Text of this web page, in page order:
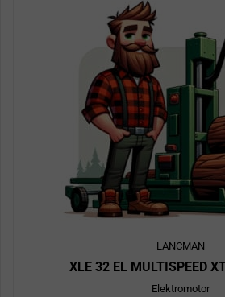
LANCMAN
XLE 32 EL MULTISPEED
Elektromotor